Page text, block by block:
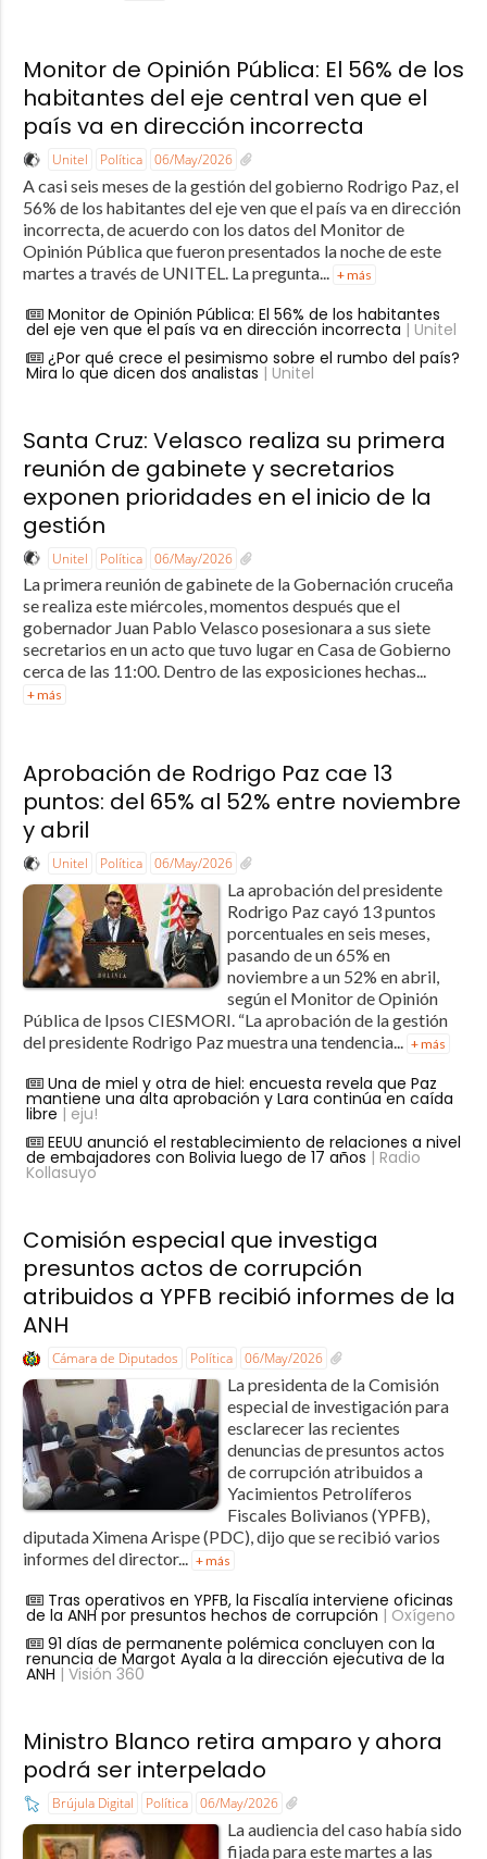
Monitor de Opinión Pública: El 56% de los
habitantes del eje central ven que el
país va en dirección incorrecta
Unitel Política 06/May/2026
A casi seis meses de la gestión del gobierno Rodrigo Paz, el
56% de los habitantes del eje ven que el país va en dirección
incorrecta, de acuerdo con los datos del Monitor de
Opinión Pública que fueron presentados la noche de este
martes a través de UNITEL. La pregunta...
+ más
Monitor de Opinión Pública: El 56% de los habitantes
del eje ven que el país va en dirección incorrecta | Unitel
¿Por qué crece el pesimismo sobre el rumbo del país?
Mira lo que dicen dos analistas | Unitel
Santa Cruz: Velasco realiza su primera
reunión de gabinete y secretarios
exponen prioridades en el inicio de la
gestión
Unitel Política 06/May/2026
La primera reunión de gabinete de la Gobernación cruceña
se realiza este miércoles, momentos después que el
gobernador Juan Pablo Velasco posesionara a sus siete
secretarios en un acto que tuvo lugar en Casa de Gobierno
cerca de las 11:00. Dentro de las exposiciones hechas...
+ más
Aprobación de Rodrigo Paz cae 13
puntos: del 65% al 52% entre noviembre
y abril
Unitel Política 06/May/2026
La aprobación del presidente
Rodrigo Paz cayó 13 puntos
porcentuales en seis meses,
pasando de un 65% en
noviembre a un 52% en abril,
según el Monitor de Opinión
Pública de Ipsos CIESMORI. “La aprobación de la gestión
del presidente Rodrigo Paz muestra una tendencia... + más
Una de miel y otra de hiel: encuesta revela que Paz
mantiene una alta aprobación y Lara continúa en caída
libre | eju!
EEUU anunció el restablecimiento de relaciones a nivel
de embajadores con Bolivia luego de 17 años | Radio
Kollasuyo
Comisión especial que investiga
presuntos actos de corrupción
atribuidos a YPFB recibió informes de la
ANH
Cámara de Diputados Política 06/May/2026
La presidenta de la Comisión
especial de investigación para
esclarecer las recientes
denuncias de presuntos actos
de corrupción atribuidos a
Yacimientos Petrolíferos
Fiscales Bolivianos (YPFB),
diputada Ximena Arispe (PDC), dijo que se recibió varios
informes del director... + más
Tras operativos en YPFB, la Fiscalía interviene oficinas
de la ANH por presuntos hechos de corrupción | Oxígeno
91 días de permanente polémica concluyen con la
renuncia de Margot Ayala a la dirección ejecutiva de la
ANH | Visión 360
Ministro Blanco retira amparo y ahora
podrá ser interpelado
Brújula Digital Política 06/May/2026
La audiencia del caso había sido
fijada para este martes a las